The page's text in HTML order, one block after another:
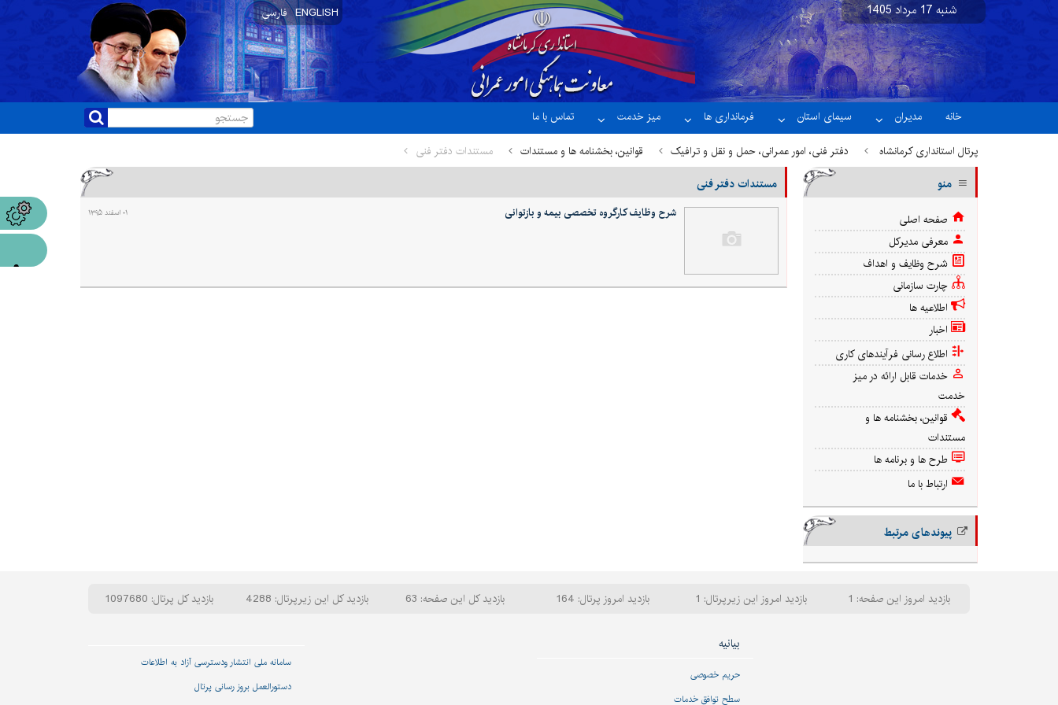
شنبه 17 مرداد 1405نسخه آزمایشی
خانه مدیران سیمای استان فرمانداری ها میز خدمت تماس با ما
فارسی ENGLISH
پرتال استانداری کرمانشاه دفتر فنی، امور عمرانی، حمل و نقل و ترافیک قوانین، بخشنامه ها و مستندات مستندات دفتر فنی
مستندات دفتر فنی
۰۱ اسفند ۱۳۹۵ شرح وظایف کارگروه تخصصی بیمه و بازتوانی
منو
صفحه اصلی
معرفی مدیرکل
شرح وظایف و اهداف
چارت سازمانی
اطلاعیه ها
اخبار
اطلاع رسانی فرآیندهای کاری
خدمات قابل ارائه در میز
خدمت
قوانین، بخشنامه ها و
مستندات
طرح ها و برنامه ها
ارتباط با ما
پیوندهای مرتبط
بازدید امروز این صفحه: 1 بازدید امروز این زیرپرتال: 1 بازدید امروز پرتال: 164 بازدید کل این صفحه: 63 بازدید کل این زیرپرتال: 4288 بازدید کل پرتال: 1097680
بیانیه
حریم خصوصی
سطح توافق خدمات
سامانه ملی انتشار و‌دسترسی آزاد به اطلاعات
دستورالعمل بروز رسانی پرتال